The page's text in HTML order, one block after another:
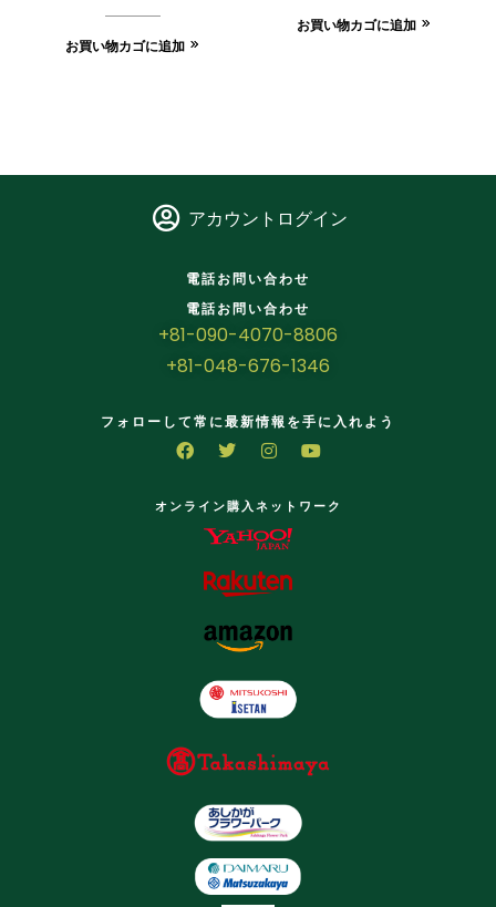
お買い物カゴに追加
お買い物カゴに追加
アカウントログイン
電話お問い合わせ
電話お問い合わせ
+81-090-4070-8806
+81-048-676-1346
フォローして常に最新情報を手に入れよう
オンライン購入ネットワーク